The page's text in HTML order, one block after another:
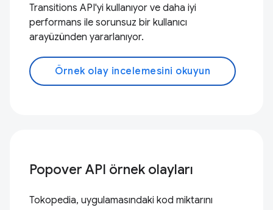
Transitions API'yi kullanıyor ve daha iyi
performans ile sorunsuz bir kullanıcı
arayüzünden yararlanıyor.
Örnek olay incelemesini okuyun
Popover API örnek olayları
Tokopedia, uygulamasındaki kod miktarını